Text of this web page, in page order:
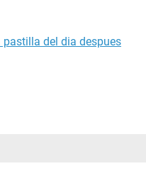
pastilla del dia despues